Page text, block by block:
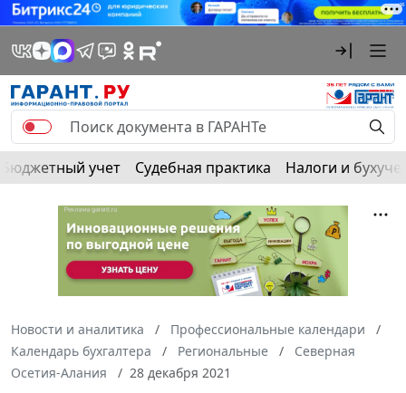
Бюджетный учет Судебная практика Налоги и
Новости и аналитика
Профессиональные календари
Календарь бухгалтера
Региональные
Северная
Осетия-Алания
28 декабря 2021